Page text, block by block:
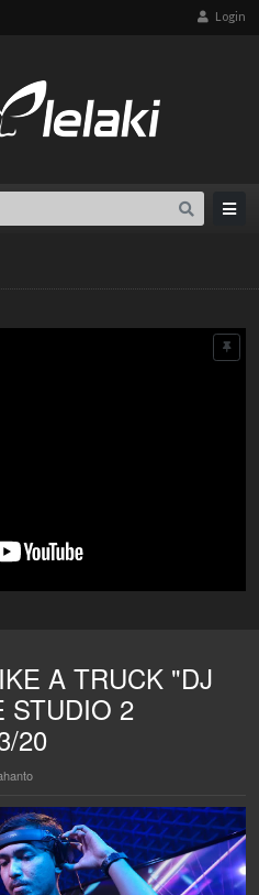
Login
A TRUCK "DJ
STUDIO 2
20